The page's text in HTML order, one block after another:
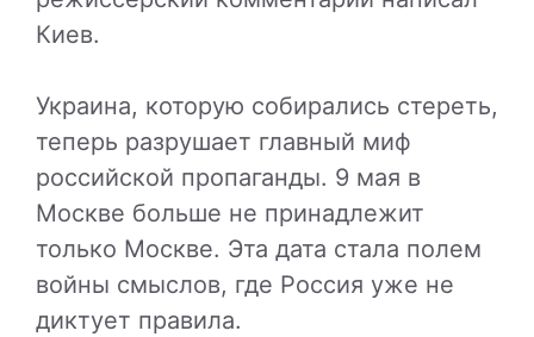
Киев.
Украина, которую собирались стереть,
теперь разрушает главный миф
российской пропаганды. 9 мая в
Москве больше не принадлежит
только Москве. Эта дата стала полем
войны смыслов, где Россия уже не
диктует правила.